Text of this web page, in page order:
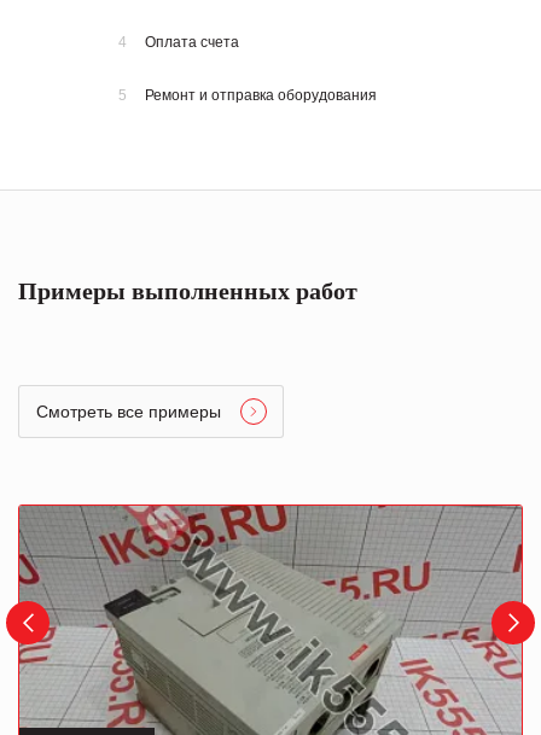
4 Оплата счета
5 Ремонт и отправка оборудования
Примеры выполненных работ
Смотреть все примеры